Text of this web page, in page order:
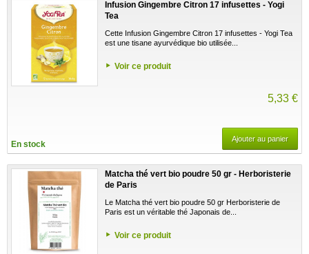
Infusion Gingembre Citron 17 infusettes - Yogi
Tea
Cette Infusion Gingembre Citron 17 infusettes - Yogi Tea
est une tisane ayurvédique bio utilisée...
Voir ce produit
5,33 €
En stock
Ajouter au panier
Matcha thé vert bio poudre 50 gr - Herboristerie
de Paris
Le Matcha thé vert bio poudre 50 gr Herboristerie de
Paris est un véritable thé Japonais de...
Voir ce produit